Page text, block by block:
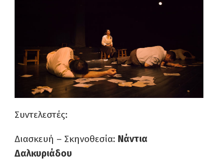
Συντελεστές:
Διασκευή – Σκηνοθεσία: Νάντια
Δαλκυριάδου